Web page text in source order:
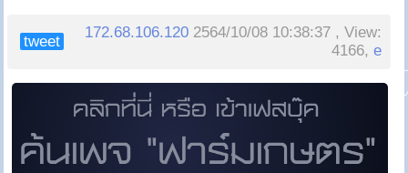
tweet
172.68.106.120 2564/10/08 10:38:37 , View:
4166,e